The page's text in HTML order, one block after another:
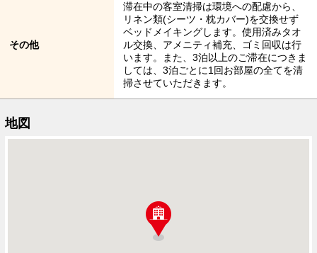
その他
滞在中の客室清掃は環境への配慮から、
リネン類(シーツ・枕カバー)を交換せず
ベッドメイキングします。使用済みタオ
ル交換、アメニティ補充、ゴミ回収は行
います。また、3泊以上のご滞在につきま
しては、3泊ごとに1回お部屋の全てを清
掃させていただきます。
地図